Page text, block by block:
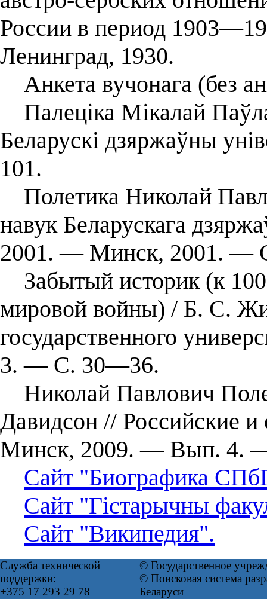
России в период
Ленинград, 1930.
Анкета вучонага (без
Палеціка Мікалай
Беларускі дзяржаўны
101.
Полетика Николай
навук Беларускага
2001. — Минск, 2001. —
Забытый историк (к
мировой войны) / Б. С.
государственного
3. — С. 30—36.
Николай Павлович
Давидсон // Российские
Минск, 2009. — Вып. 4.
Сайт "Биографика
Сайт "Гістарычны
Сайт "Википедия".
Служба технической
поддержки:
+375 17 293 29 78
© Государственное
© Поисковая система
Беларуси